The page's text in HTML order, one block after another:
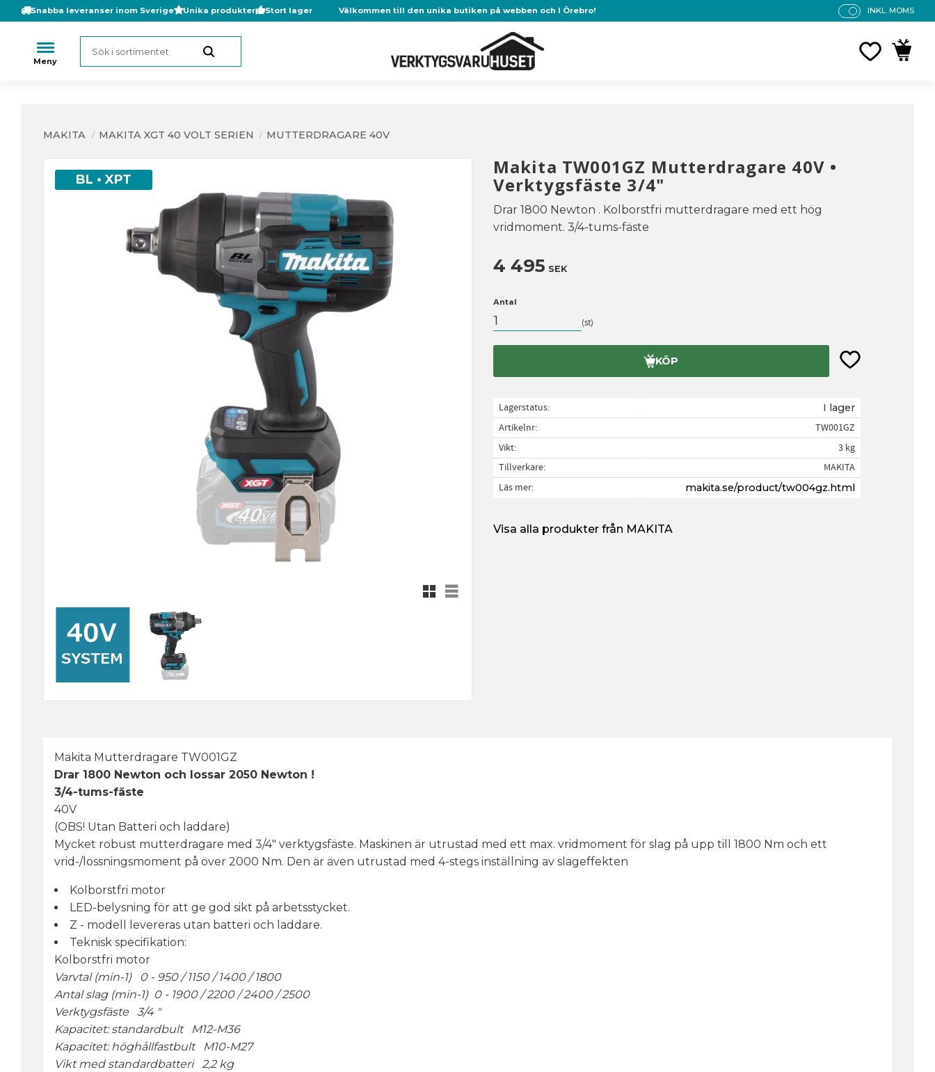
Snabba leveranser inom Sverige Unika produkter Stort lager Välkommen till den unika butiken på webben och I Örebro!
P
INKL. MOMS
MAKITA MAKITA XGT 40 VOLT SERIEN MUTTERDRAGARE 40V
Makita TW001GZ Mutterdragare 40V •
Verktygsfäste 3/4"
Drar 1800 Newton . Kolborstfri mutterdragare med ett hög
vridmoment. 3/4-tums-fäste
BL • XPT
Rutnätsvy
Listvy
4 495 SEK
Antal
st
KÖP Lägg till i
Lagerstatus I lager
Artikelnr
TW001GZ
Vikt
3 kg
Tillverkare
MAKITA
Läs mer
makita.se/product/tw004gz.html
Visa alla produkter från MAKITA
Makita Mutterdragare TW001GZ
Drar 1800 Newton och lossar 2050 Newton !
3/4-tums-fäste
40V
(OBS! Utan Batteri och laddare)
Mycket robust mutterdragare med 3/4" verktygsfäste. Maskinen är utrustad med ett max. vridmoment för slag på upp till 1800 Nm och ett
vrid-/lossningsmoment på över 2000 Nm. Den är även utrustad med 4-stegs inställning av slageffekten
Kolborstfri motor
LED-belysning för att ge god sikt på arbetsstycket.
Z - modell levereras utan batteri och laddare.
Teknisk specifikation:
Kolborstfri motor
Varvtal (min-1) 0 - 950 / 1150 / 1400 / 1800
Antal slag (min-1) 0 - 1900 / 2200 / 2400 / 2500
Verktygsfäste 3/4 "
Kapacitet: standardbult M12-M36
Kapacitet: höghållfastbult M10-M27
Vikt med standardbatteri 2,2 kg